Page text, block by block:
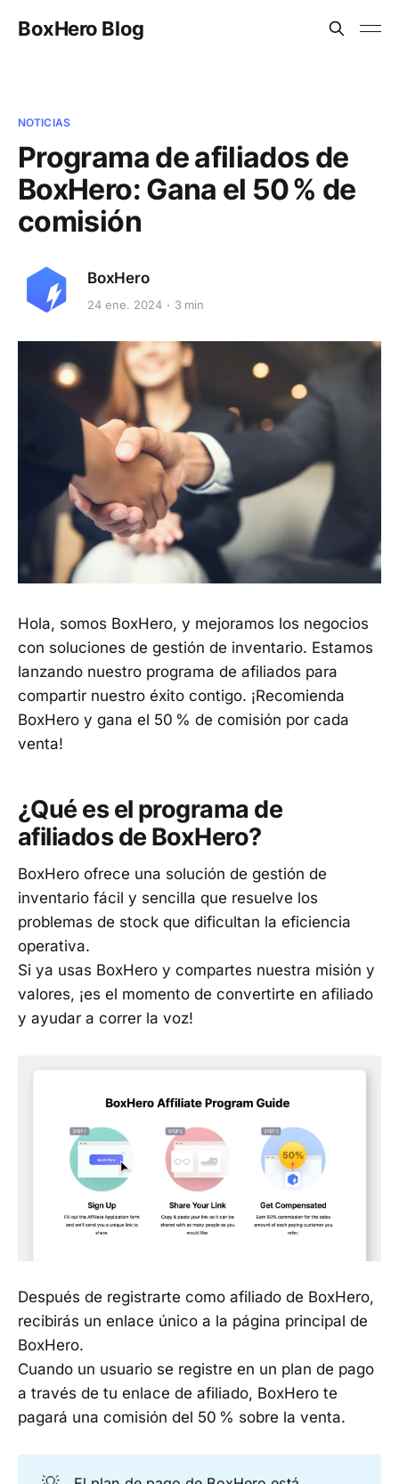
BoxHero Blog
NOTICIAS
Programa de afiliados de
BoxHero: Gana el 50 % de
comisión
BoxHero
24 ene. 2024 3 min
Hola, somos BoxHero, y mejoramos los negocios
con soluciones de gestión de inventario. Estamos
lanzando nuestro programa de afiliados para
compartir nuestro éxito contigo. ¡Recomienda
BoxHero y gana el 50 % de comisión por cada
venta!
¿Qué es el programa de
afiliados de BoxHero?
BoxHero ofrece una solución de gestión de
inventario fácil y sencilla que resuelve los
problemas de stock que dificultan la eficiencia
operativa.
Si ya usas BoxHero y compartes nuestra misión y
valores, ¡es el momento de convertirte en afiliado
y ayudar a correr la voz!
Después de registrarte como afiliado de BoxHero,
recibirás un enlace único a la página principal de
BoxHero.
Cuando un usuario se registre en un plan de pago
a través de tu enlace de afiliado, BoxHero te
pagará una comisión del 50 % sobre la venta.